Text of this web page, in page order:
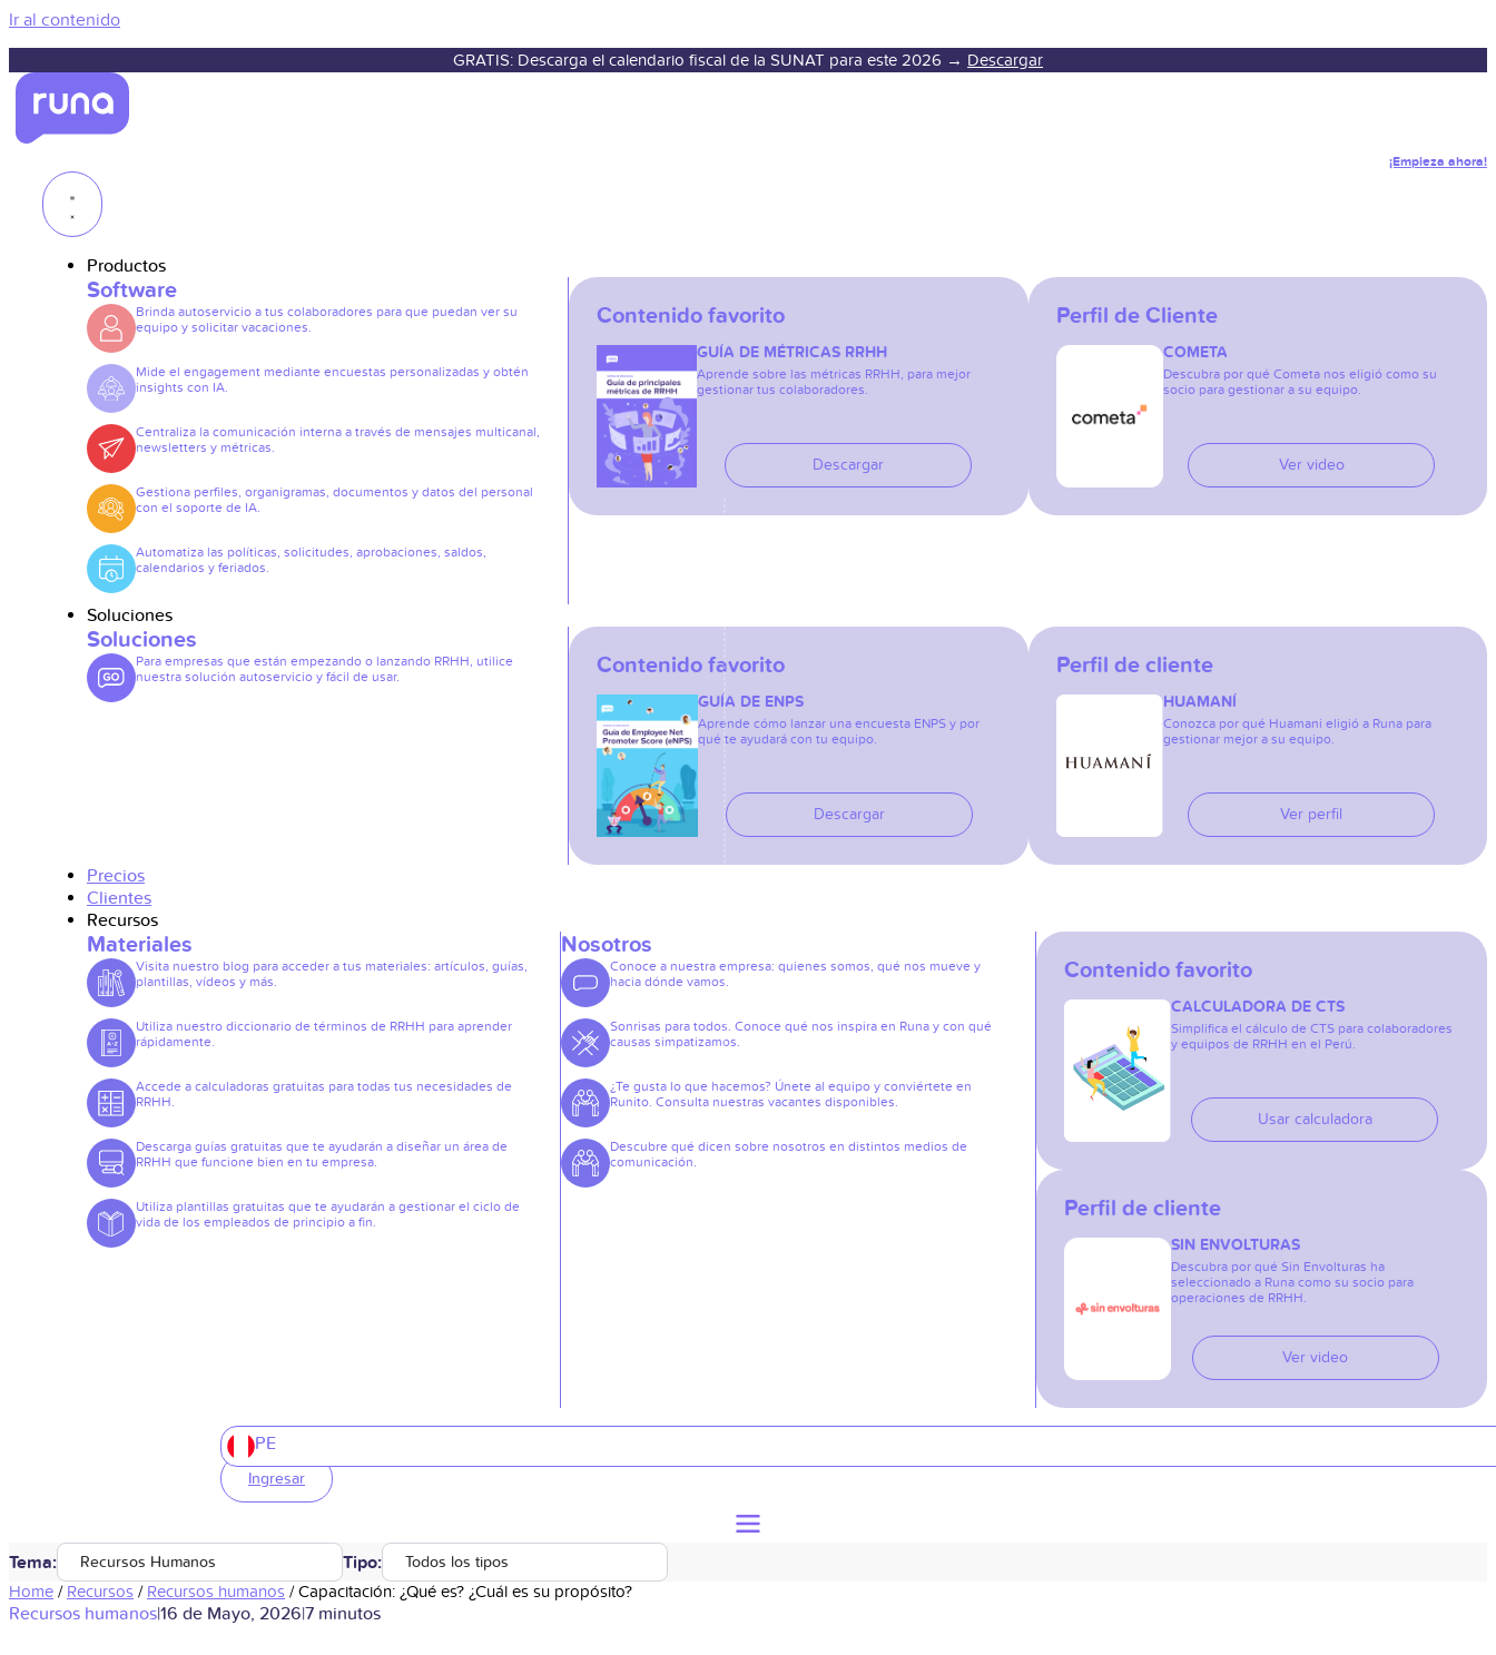
Ir al contenido
GRATIS: Descarga el calendario fiscal de la SUNAT para este 2026 → Descargar
¡Empieza ahora!
Productos
Software
Brinda autoservicio a tus colaboradores para que puedan ver su
equipo y solicitar vacaciones.
Mide el engagement mediante encuestas personalizadas y obtén
insights con IA.
Centraliza la comunicación interna a través de mensajes multicanal,
newsletters y métricas.
Gestiona perfiles, organigramas, documentos y datos del personal
con el soporte de IA.
Automatiza las políticas, solicitudes, aprobaciones, saldos,
calendarios y feriados.
Contenido favorito
GUÍA DE MÉTRICAS RRHH
Aprende sobre las métricas RRHH, para mejor
gestionar tus colaboradores.
Descargar
Perfil de Cliente
COMETA
Descubra por qué Cometa nos eligió como su
socio para gestionar a su equipo.
Ver video
Soluciones
Soluciones
Para empresas que están empezando o lanzando RRHH, utilice
nuestra solución autoservicio y fácil de usar.
Contenido favorito
GUÍA DE ENPS
Aprende cómo lanzar una encuesta ENPS y por
qué te ayudará con tu equipo.
Descargar
Perfil de cliente
HUAMANÍ
Conozca por qué Huamani eligió a Runa para
gestionar mejor a su equipo.
Ver perfil
Precios
Clientes
Recursos
Materiales
Visita nuestro blog para acceder a tus materiales: artículos, guías,
plantillas, vídeos y más.
Utiliza nuestro diccionario de términos de RRHH para aprender
rápidamente.
Accede a calculadoras gratuitas para todas tus necesidades de
RRHH.
Descarga guías gratuitas que te ayudarán a diseñar un área de
RRHH que funcione bien en tu empresa.
Utiliza plantillas gratuitas que te ayudarán a gestionar el ciclo de
vida de los empleados de principio a fin.
Nosotros
Conoce a nuestra empresa: quienes somos, qué nos mueve y
hacia dónde vamos.
Sonrisas para todos. Conoce qué nos inspira en Runa y con qué
causas simpatizamos.
¿Te gusta lo que hacemos? Únete al equipo y conviértete en
Runito. Consulta nuestras vacantes disponibles.
Descubre qué dicen sobre nosotros en distintos medios de
comunicación.
Contenido favorito
CALCULADORA DE CTS
Simplifica el cálculo de CTS para colaboradores
y equipos de RRHH en el Perú.
Usar calculadora
Perfil de cliente
SIN ENVOLTURAS
Descubra por qué Sin Envolturas ha
seleccionado a Runa como su socio para
operaciones de RRHH.
Ver video
PE
Ingresar
Tema: Recursos Humanos Tipo: Todos los tipos
Home / Recursos / Recursos humanos /Capacitación: ¿Qué es? ¿Cuál es su propósito?
Recursos humanos|16 de Mayo, 2026|7 minutos